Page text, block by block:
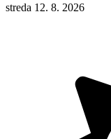
streda 12. 8. 2026